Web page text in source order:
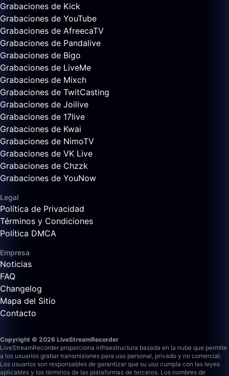
Grabaciones de Kick
Grabaciones de YouTube
Grabaciones de AfreecaTV
Grabaciones de Pandalive
Grabaciones de Bigo
Grabaciones de LiveMe
Grabaciones de Mixch
Grabaciones de TwitCasting
Grabaciones de Joilive
Grabaciones de 17live
Grabaciones de Kwai
Grabaciones de NimoTV
Grabaciones de VK Live
Grabaciones de Chzzk
Grabaciones de YouNow
Legal
Política de Privacidad
Términos y Condiciones
Política DMCA
Empresa
Noticias
FAQ
Changelog
Mapa del Sitio
Contacto
Copyright © 2026 LiveStreamRecorder
LiveStreamRecorder proporciona infraestructura basada en la nube que permite
a los usuarios grabar transmisiones para uso personal, privado y no comercial.
Los usuarios son responsables de garantizar que su uso cumpla con las leyes
aplicables y los términos de las plataformas de terceros. Los nombres de